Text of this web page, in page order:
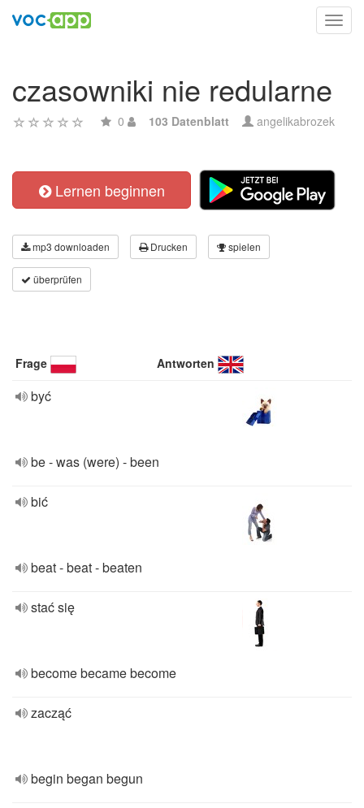
czasowniki nie redularne
0 103 Datenblatt angelikabrozek
Lernen beginnen
mp3 downloaden Drucken spielen
überprüfen
Frage Antworten
być
be - was (were) - been
bić
beat - beat - beaten
stać się
become became become
zacząć
begin began begun